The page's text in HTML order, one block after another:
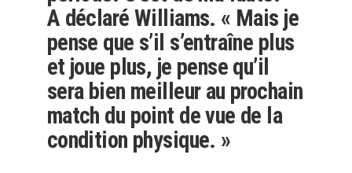
A déclaré Williams. « Mais je
pense que s’il s’entraîne plus
et joue plus, je pense qu’il
sera bien meilleur au prochain
match du point de vue de la
condition physique. »